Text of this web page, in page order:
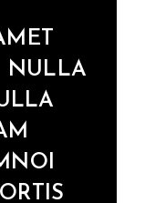
NULLA